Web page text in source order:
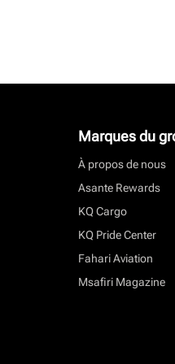
Marques du
À propos de nous
Asante Rewards
KQ Cargo
KQ Pride Center
Fahari Aviation
Msafiri Magazine